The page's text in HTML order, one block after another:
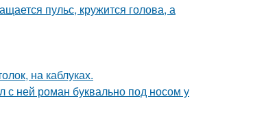
пульс, кружится голова, а
на каблуках.
с ней роман буквально под носом у